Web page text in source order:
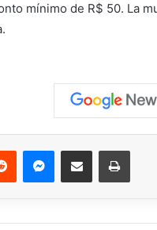
mínimo de R$ 50. La
Reddit MessengerCompartir vía correo electrónico